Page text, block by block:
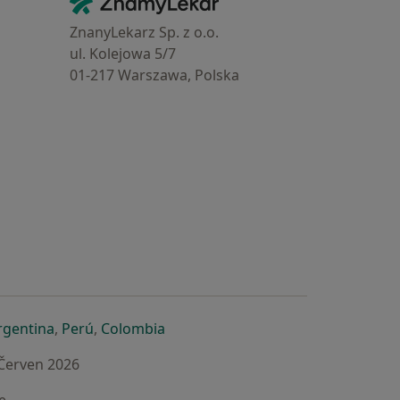
ZnanyLekarz Sp. z o.o.
ul. Kolejowa 5/7
01-217 Warszawa, Polska
záložce
nové záložce
v nové záložce
se otevře v nové záložce
, Perúse otevře v nové záložce
, Colombiase otevře v nové záložce
2026